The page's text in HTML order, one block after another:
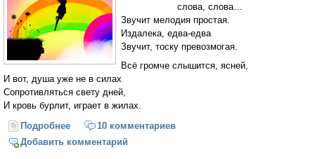
слова, слова…
Звучит мелодия простая.
Издалека, едва-едва
Звучит, тоску превозмогая.
Всё громче слышится, ясней,
И вот, душа уже не в силах
Сопротивляться свету дней,
И кровь бурлит, играет в жилах.
Подробнее о Смогла!10 комментариев
Добавить комментарий